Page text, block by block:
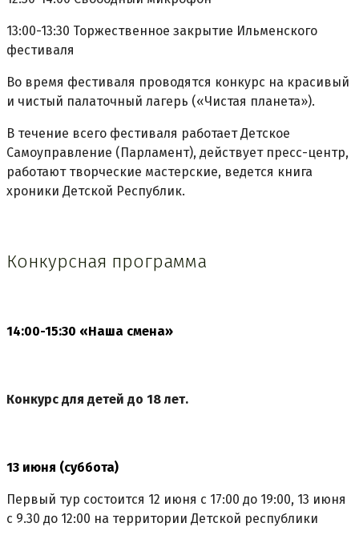
13:00-13:30 Торжественное закрытие Ильменского
фестиваля
Во время фестиваля проводятся конкурс на красивый
и чистый палаточный лагерь («Чистая планета»).
В течение всего фестиваля работает Детское
Самоуправление (Парламент), действует пресс-центр,
работают творческие мастерские, ведется книга
хроники Детской Республик.
Конкурсная программа
14:00-15:30 «Наша смена»
Конкурс для детей до 18 лет.
13 июня (суббота)
Первый тур состоится 12 июня с 17:00 до 19:00, 13 июня
с 9.30 до 12:00 на территории Детской республики